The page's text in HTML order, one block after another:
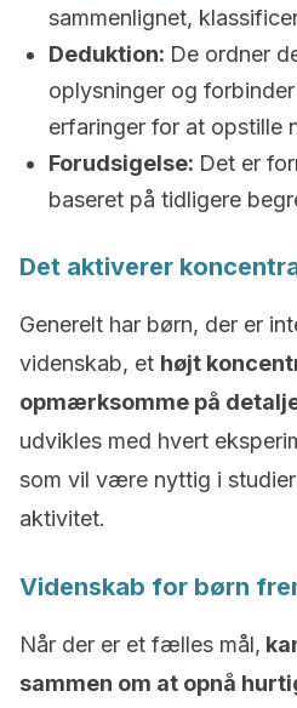
sammenlignet,
Deduktion: De ordner
oplysninger og
erfaringer for at opstille
Forudsigelse: Det er
baseret på tidligere
Det aktiverer
Generelt har børn, der er
videnskab, et højt
opmærksomme på
udvikles med hvert
som vil være nyttig i
aktivitet.
Videnskab for børn
Når der er et fælles mål,
sammen om at opnå